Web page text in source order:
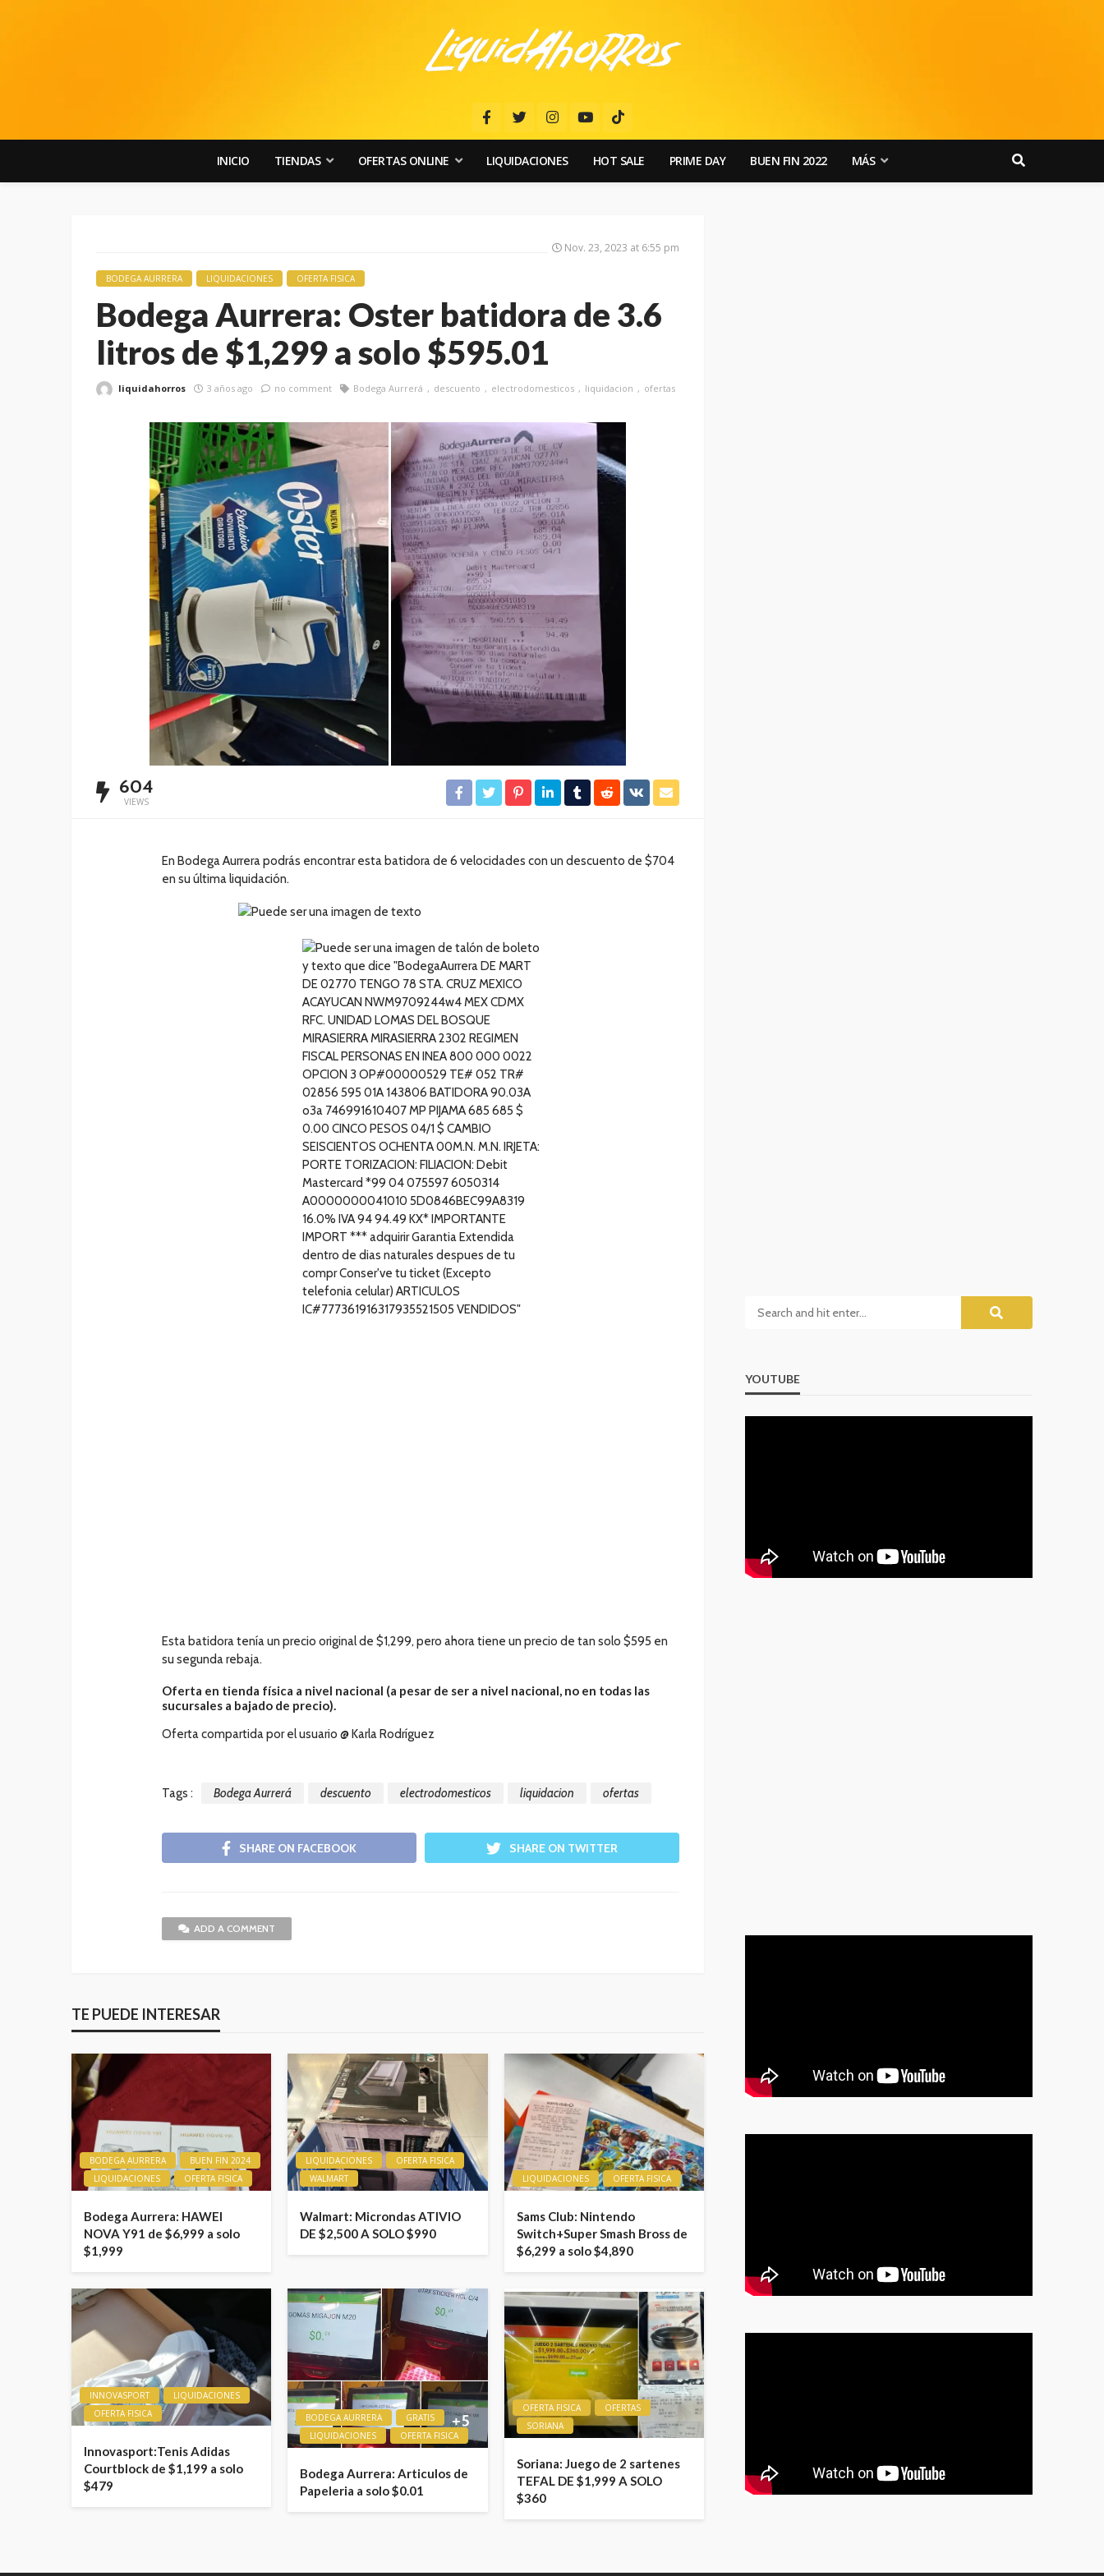
INICIO TIENDAS OFERTAS ONLINE LIQUIDACIONES HOT SALE PRIME DAY BUEN FIN 2022 MÁS
Nov. 23, 2023 at 6:55 pm
BODEGA AURRERA LIQUIDACIONES OFERTA FISICA
Bodega Aurrera: Oster batidora de 3.6
litros de $1,299 a solo $595.01
liquidahorros 3 años ago no comment Bodega Aurrerá descuento electrodomesticos liquidacion ofertas
604
VIEWS
En Bodega Aurrera podrás encontrar esta batidora de 6 velocidades con un descuento de $704
en su última liquidación.
Esta batidora tenía un precio original de $1,299, pero ahora tiene un precio de tan solo $595 en
su segunda rebaja.
Oferta en tienda física a nivel nacional (a pesar de ser a nivel nacional, no en todas las
sucursales a bajado de precio).
Oferta compartida por el usuario @ Karla Rodríguez
Tags : Bodega Aurrerá descuento electrodomesticos liquidacion ofertas
SHARE ON FACEBOOK SHARE ON TWITTER
ADD A COMMENT
TE PUEDE INTERESAR
BODEGA AURRERA
BUEN FIN 2024
LIQUIDACIONES
OFERTA FISICA
Bodega Aurrera: HAWEI
NOVA Y91 de $6,999 a solo
$1,999
LIQUIDACIONES
OFERTA FISICA
WALMART
Walmart: Microndas ATIVIO
DE $2,500 A SOLO $990
LIQUIDACIONES OFERTA FISICA
Sams Club: Nintendo
Switch+Super Smash Bross de
$6,299 a solo $4,890
INNOVASPORT
LIQUIDACIONES
OFERTA FISICA
Innovasport:Tenis Adidas
Courtblock de $1,199 a solo
$479
BODEGA AURRERA
GRATIS
LIQUIDACIONES
OFERTA FISICA
Bodega Aurrera: Articulos de
Papeleria a solo $0.01
OFERTA FISICA
OFERTAS
SORIANA
Soriana: Juego de 2 sartenes
TEFAL DE $1,999 A SOLO
$360
YOUTUBE